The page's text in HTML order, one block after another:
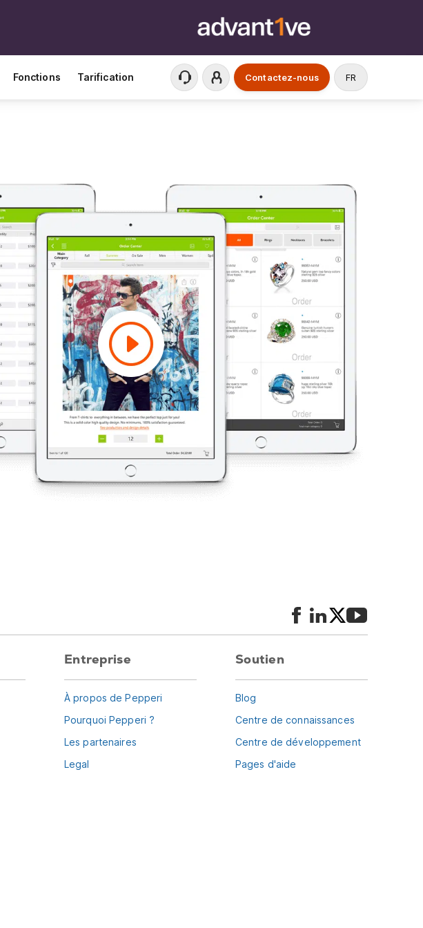
Fonctions Tarification Contactez-nous FR
Entreprise
À propos de Pepperi
Pourquoi Pepperi ?
Les partenaires
Legal
Soutien
Blog
Centre de connaissances
Centre de développement
Pages d'aide